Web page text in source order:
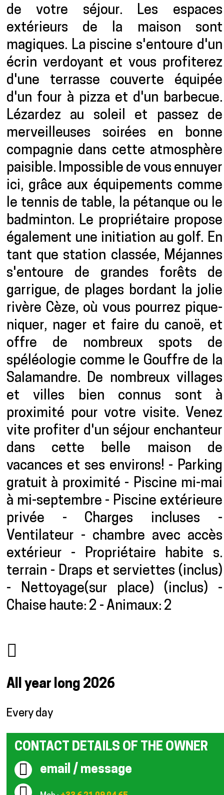
de votre séjour. Les espaces
extérieurs de la maison sont
magiques. La piscine s'entoure d'un
écrin verdoyant et vous profiterez
d'une terrasse couverte équipée
d'un four à pizza et d'un barbecue.
Lézardez au soleil et passez de
merveilleuses soirées en bonne
compagnie dans cette atmosphère
paisible. Impossible de vous ennuyer
ici, grâce aux équipements comme
le tennis de table, la pétanque ou le
badminton. Le propriétaire propose
également une initiation au golf. En
tant que station classée, Méjannes
s'entoure de grandes forêts de
garrigue, de plages bordant la jolie
rivère Cèze, où vous pourrez pique-
niquer, nager et faire du canoë, et
offre de nombreux spots de
spéléologie comme le Gouffre de la
Salamandre. De nombreux villages
et villes bien connus sont à
proximité pour votre visite. Venez
vite profiter d'un séjour enchanteur
dans cette belle maison de
vacances et ses environs! - Parking
gratuit à proximité - Piscine mi-mai
à mi-septembre - Piscine extérieure
privée - Charges incluses -
Ventilateur - chambre avec accès
extérieur - Propriétaire habite s.
terrain - Draps et serviettes (inclus)
- Nettoyage(sur place) (inclus) -
Chaise haute: 2 - Animaux: 2
All year long 2026
Every day
CONTACT DETAILS OF THE OWNER
email / message